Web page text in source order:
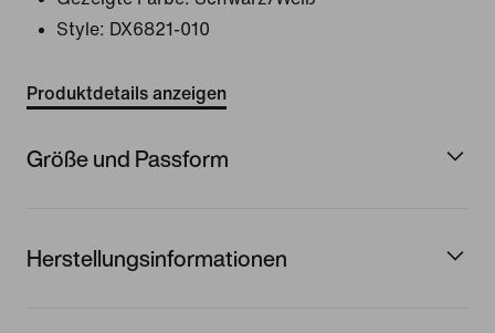
Style: DX6821-010
Produktdetails anzeigen
Größe und Passform
Herstellungsinformationen